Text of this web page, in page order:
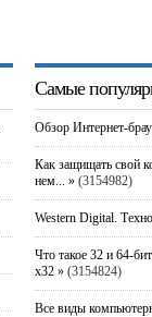
Самые
Обзор Интернет-
Как защищать свой
нем... »(3154982)
Western Digital.
Что такое 32 и 64-
x32 »(3154824)
Все виды